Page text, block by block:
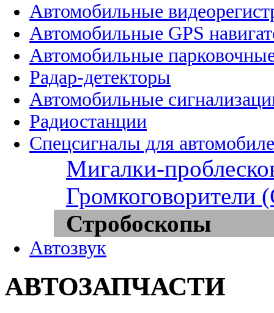
Автомобильные
Автомобильные GPS
Автомобильные
Радар-детекторы
Автомобильные
Радиостанции
Спецсигналы для
Мигалки-
Громкоговорители
Стробоскопы
Автозвук
АВТОЗАПЧАСТИ